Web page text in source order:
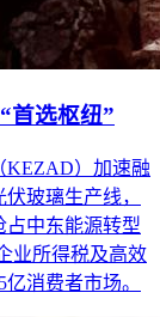
首选枢纽”
KEZAD）加速融
玻璃生产线，
占中东能源转型
业所得税及高效
消费者市场。